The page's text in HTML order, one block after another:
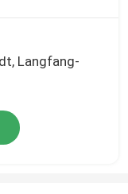
Langfang-